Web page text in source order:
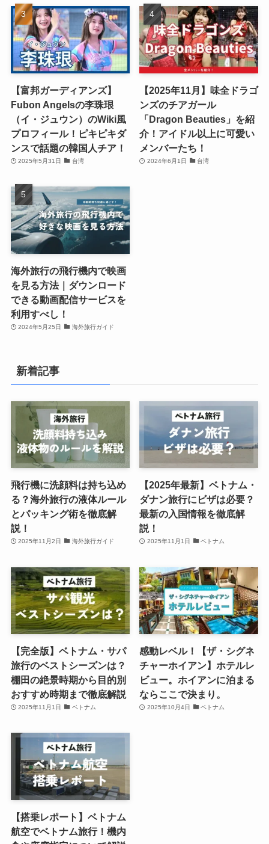
【富邦ガーディアンズ】
Fubon Angelsの李珠珢
（イ・ジュウン）のWiki風
プロフィール！ピキピキダ
ンスで話題の韓国人チア！
2025年5月31日 台湾
【2025年11月】味全ドラゴ
ンズのチアガール
「Dragon Beauties」を紹
介！アイドル以上に可愛い
メンバーたち！
2024年6月1日 台湾
海外旅行の飛行機内で映画
を見る方法｜ダウンロード
できる動画配信サービスを
利用すべし！
2024年5月25日 海外旅行ガイド
新着記事
飛行機に洗顔料は持ち込め
る？海外旅行の液体ルール
とパッキング術を徹底解
説！
2025年11月2日 海外旅行ガイド
【2025年最新】ベトナム・
ダナン旅行にビザは必要？
最新の入国情報を徹底解
説！
2025年11月1日 ベトナム
【完全版】ベトナム・サパ
旅行のベストシーズンは？
棚田の絶景時期から目的別
おすすめ時期まで徹底解説
2025年11月1日 ベトナム
感動レベル！【ザ・シグネ
チャーホイアン】ホテルレ
ビュー。ホイアンに泊まる
ならここで決まり。
2025年10月4日 ベトナム
【搭乗レポート】ベトナム
航空でベトナム旅行！機内